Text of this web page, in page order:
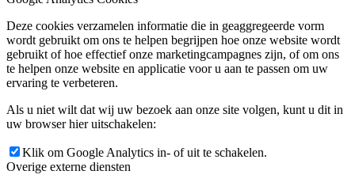
Deze cookies verzamelen informatie die in geaggregeerde vorm
wordt gebruikt om ons te helpen begrijpen hoe onze website wordt
gebruikt of hoe effectief onze marketingcampagnes zijn, of om ons
te helpen onze website en applicatie voor u aan te passen om uw
ervaring te verbeteren.
Als u niet wilt dat wij uw bezoek aan onze site volgen, kunt u dit in
uw browser hier uitschakelen:
Klik om Google Analytics in- of uit te schakelen.
Overige externe diensten